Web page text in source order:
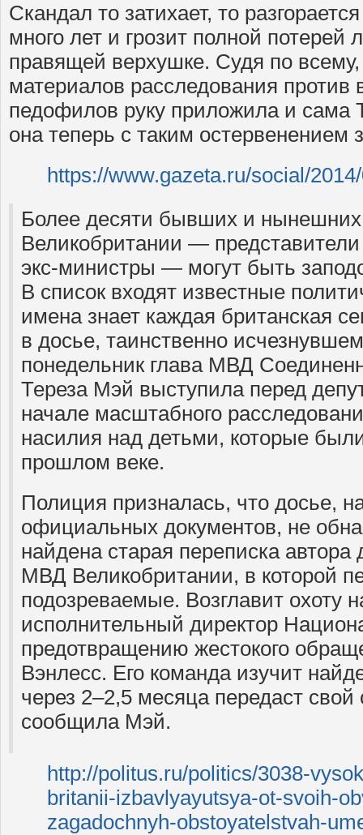
Скандал то затихает, то
много лет и грозит полной потерей
правящей верхушке. Судя по
материалов расследования против
педофилов руку приложила и сама
она теперь с таким остервенением
https://www.gazeta.ru/social/
Более десяти бывших и нынешних
Великобритании —
экс-министры — могут быть
В список входят известные
имена знает каждая британская
в досье, таинственно
понедельник глава МВД
Тереза Мэй выступила перед
начале масштабного
насилия над детьми, которые
прошлом веке.
Полиция призналась, что досье,
официальных документов, не
найдена старая переписка автора
МВД Великобритании, в которой
подозреваемые. Возглавит охоту
исполнительный директор
предотвращению жестокого
Вэнлесс. Его команда изучит
через 2–2,5 месяца передаст
сообщила Мэй.
http://politus.ru/politics/3038-
britanii-izbavlyayutsya-ot-svoih-
zagadochnyh-obstoyatelstvah-